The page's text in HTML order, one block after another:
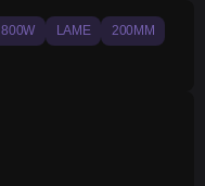
800W LAME 200MM